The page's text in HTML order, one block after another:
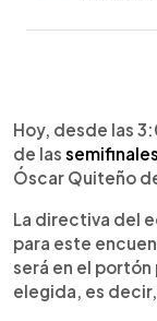
►
Hoy, desde las
de las semifinales
Óscar Quiteño
La directiva del
para este
será en el
elegida, es